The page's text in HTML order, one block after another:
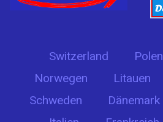
Switzerland Polen
Norwegen
Litauen
Schweden
Dänemark